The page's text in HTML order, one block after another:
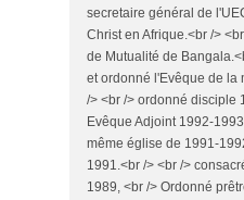
secretaire général de
Christ en Afrique.<br />
de Mutualité de
et ordonné l'Evêque de la
/> <br /> ordonné disciple
Evêque Adjoint 1992-
même église de 1991-
1991.<br /> <br />
1989, <br /> Ordonné